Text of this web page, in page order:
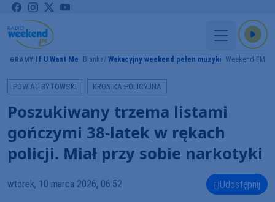
GRAMY If U Want Me Blanka Wakacyjny weekend pełen muzyki Weekend FM
POWIAT BYTOWSKI KRONIKA POLICYJNA
Poszukiwany trzema listami
gończymi 38-latek w rękach
policji. Miał przy sobie narkotyki
wtorek, 10 marca 2026, 06:52 Udostępnij